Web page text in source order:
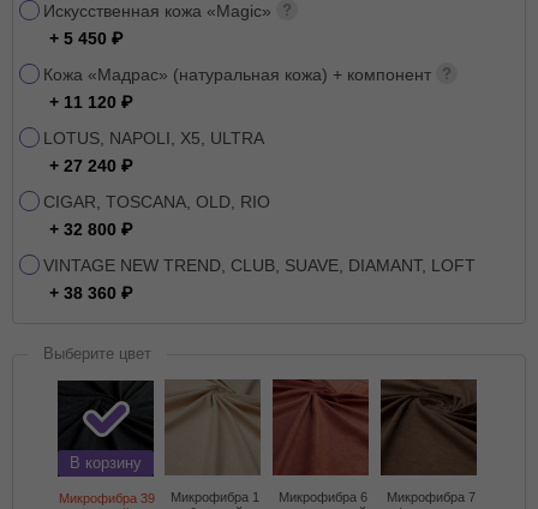
Искусственная кожа «Magic»
+ 5 450
Кожа «Мадрас» (натуральная кожа) + компонент
+ 11 120
LOTUS, NAPOLI, X5, ULTRA
+ 27 240
CIGAR, TOSCANA, OLD, RIO
+ 32 800
VINTAGE NEW TREND, CLUB, SUAVE, DIAMANT, LOFT
+ 38 360
Выберите цвет
В корзину
Микрофибра 39
Микрофибра 1
Микрофибра 6
Микрофибра 7